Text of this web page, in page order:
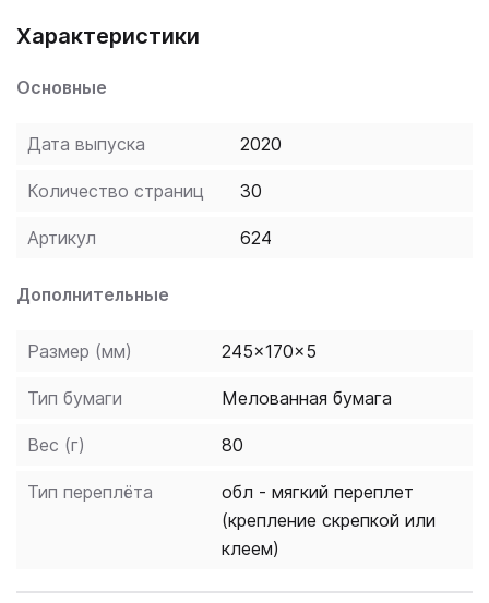
Характеристики
Основные
Дата выпуска 2020
Количество страниц 30
Артикул 624
Дополнительные
Размер (мм) 245x170x5
Тип бумаги Мелованная бумага
Вес (г) 80
Тип переплёта
обл - мягкий переплет
(крепление скрепкой или
клеем)